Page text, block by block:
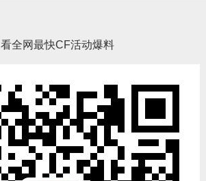
看全网最快CF活动爆料